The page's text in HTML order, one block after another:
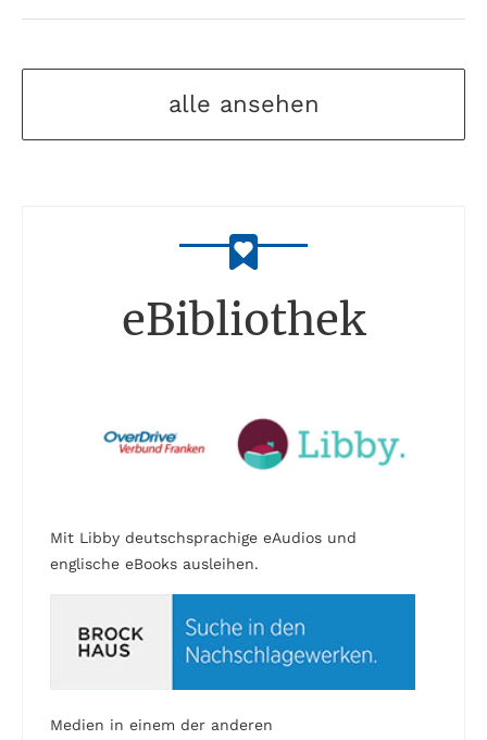
alle ansehen
eBibliothek
Mit Libby deutschsprachige eAudios und
englische eBooks ausleihen.
Medien in einem der anderen